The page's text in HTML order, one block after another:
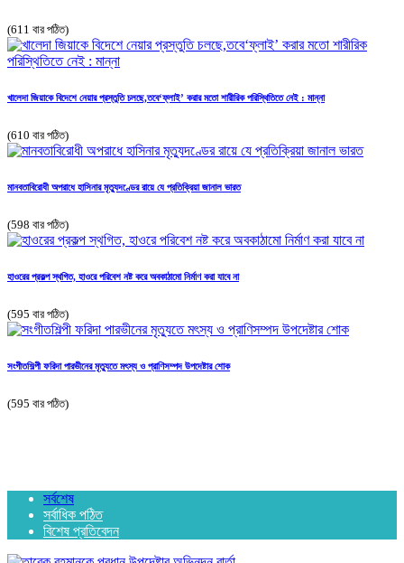
(611 বার পঠিত)
খালেদা জিয়াকে বিদেশে নেয়ার প্রস্তুতি চলছে,তবে‘ফ্লাই’ করার মতো শারীরিক পরিস্থিতিতে নেই : মান্না
(610 বার পঠিত)
মানবতাবিরোধী অপরাধে হাসিনার মৃত্যুদণ্ডের রায়ে যে প্রতিক্রিয়া জানাল ভারত
(598 বার পঠিত)
হাওরের প্রকল্প স্থগিত, হাওরে পরিবেশ নষ্ট করে অবকাঠামো নির্মাণ করা যাবে না
(595 বার পঠিত)
সংগীতশিল্পী ফরিদা পারভীনের মৃত্যুতে মৎস্য ও প্রাণিসম্পদ উপদেষ্টার শোক
(595 বার পঠিত)
সর্বশেষ
সর্বাধিক পঠিত
বিশেষ প্রতিবেদন